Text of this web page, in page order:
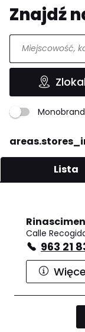
Znajdź
Monobrand
Lista
Calle
963 21